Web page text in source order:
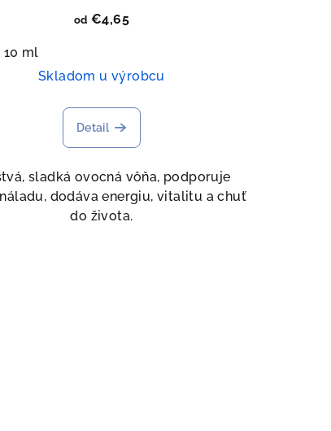
od €4,65
10 ml
Skladom u výrobcu
Detail
sladká ovocná vôňa, podporuje
dodáva energiu, vitalitu a chuť
do života.